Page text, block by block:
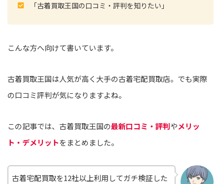
「古着買取王国の口コミ・評判を知りたい」
こんな方へ向けて書いています。
古着買取王国は人気が高く大手の古着宅配買取店。でも実際
の口コミ評判が気になりますよね。
この記事では、古着買取王国の最新口コミ・評判やメリッ
ト・デメリットをまとめました。
古着宅配買取を12社以上利用してガチ検証した